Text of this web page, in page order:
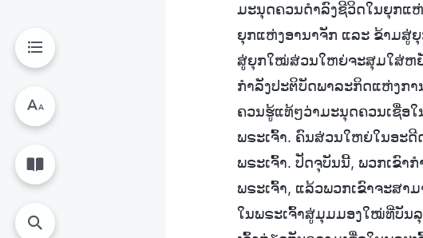
ມະນຸດຄວນດຳລົງຊີວິດໃນຍຸກແ
ຍຸກແຫ່ງອານາຈັກ ແລະ ຂ້າມສູ່
ສູ່ຍຸກໃໝ່ສ່ວນໃຫຍ່ຈະສຸມໃສ່ຫຍັ
ກຳລັງປະຕິບັດພາລະກິດແຫ່ງກ
ຄວນຮູ້ແທ້ໆວ່າມະນຸດຄວນເຊື່ອໃ
ພຣະເຈົ້າ. ຄົນສ່ວນໃຫຍ່ໃນອະດີ
ພຣະເຈົ້າ. ປັດຈຸບັນນີ້, ພວກເຂົາ
ພຣະເຈົ້າ, ແລ້ວພວກເຂົາຈະສາ
ໃນພຣະເຈົ້າສູ່ມຸມມອງໃໝ່ທີ່ບັນລຸ